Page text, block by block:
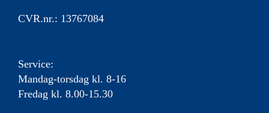
CVR.nr.: 13767084
Service:
Mandag-torsdag kl. 8-16
Fredag kl. 8.00-15.30